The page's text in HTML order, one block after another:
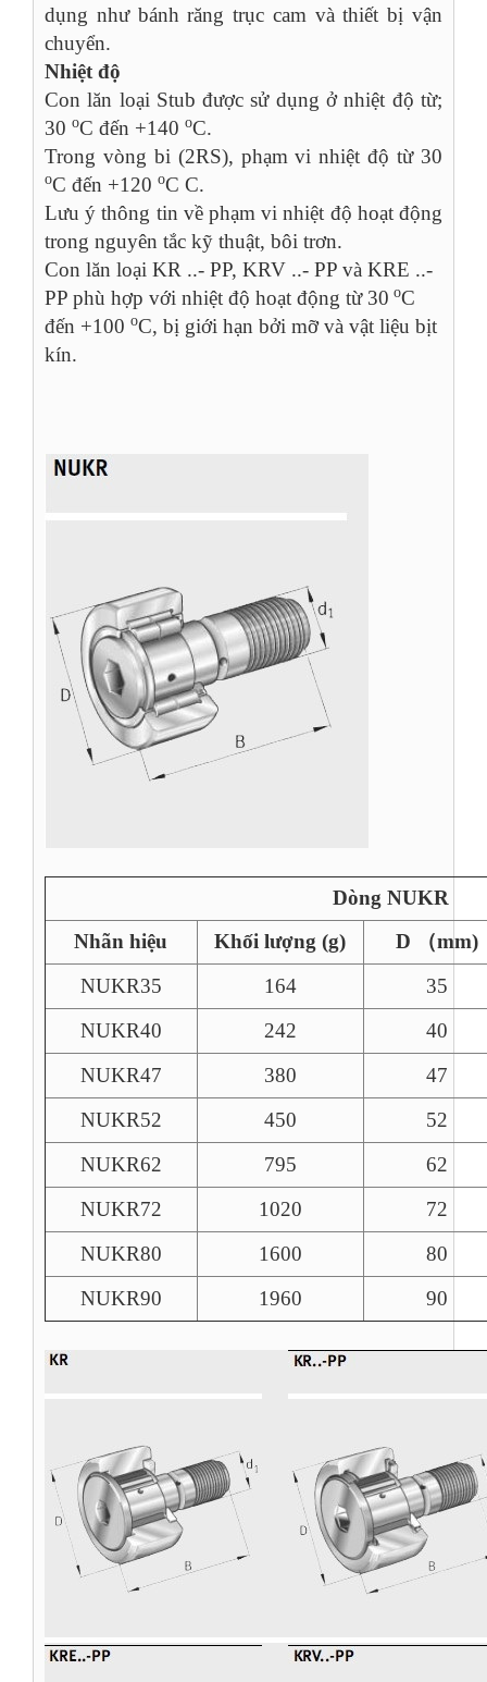
dụng như bánh răng trục cam và thiết bị vận
chuyển.
Nhiệt độ
Con lăn loại Stub được sử dụng ở nhiệt độ từ;
30 oC đến +140 oC.
Trong vòng bi (2RS), phạm vi nhiệt độ từ 30
oC đến +120 oC C.
Lưu ý thông tin về phạm vi nhiệt độ hoạt động
trong nguyên tắc kỹ thuật, bôi trơn.
Con lăn loại KR ..- PP, KRV ..- PP và KRE ..-
PP phù hợp với nhiệt độ hoạt động từ 30 oC
đến +100 oC, bị giới hạn bởi mỡ và vật liệu bịt
kín.
Dòng NUKR
Nhãn hiệu
Khối lượng (g) D （mm)
NUKR35
164
35
NUKR40
242
40
NUKR47
380
47
NUKR52
450
52
NUKR62
795
62
NUKR72
1020
72
NUKR80
1600
80
NUKR90
1960 90